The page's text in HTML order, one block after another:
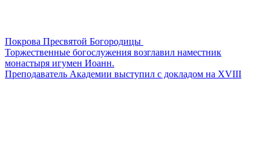
Покрова Пресвятой Богородицы
Торжественные богослужения возглавил наместник
монастыря игумен Иоанн.
Преподаватель Академии выступил с докладом на XVIII